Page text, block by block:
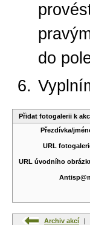
do
Přidat fotogalerii k
Přezdívka/
URL
URL úvodního
Archiv akcí |